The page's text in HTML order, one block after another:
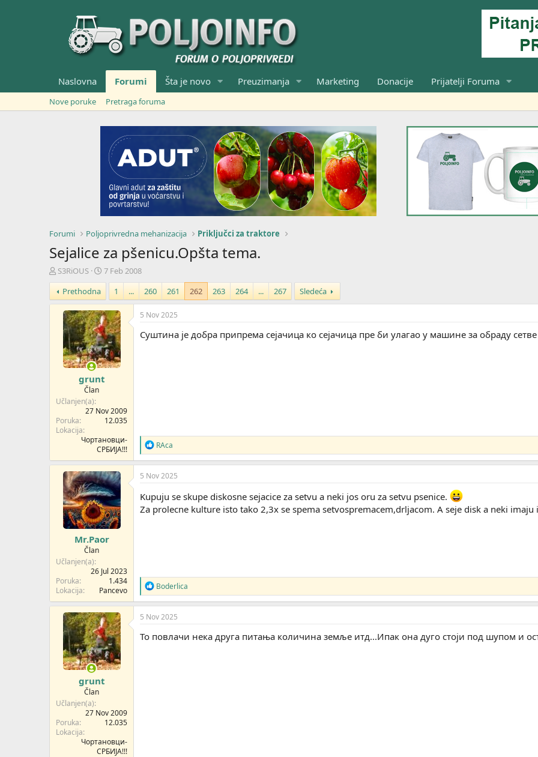
Naslovna Forumi Šta je novo Preuzimanja Marketing Donacije Prijatelji Foruma
Nove poruke Pretraga foruma
Forumi Poljoprivredna mehanizacija Priključci za traktore
Sejalice za pšenicu.Opšta tema.
Z
a
č
e
S3RiOUS
D
a
u
m
p
o
k
r
e
t
j
a
7 Feb 2008
Prethodna
1 ... 260 261 262 263 264 ... 267 Sledeća
grunt
Član
Učlanjen(a)
27 Nov 2009
Poruka
12.035
Lokacija
Чортановци-
СРБИЈА!!!
5 Nov 2025
Суштина је добра припрема сејачица ко сејачица пре би улагао у машине за обраду
R
e
a
g
a
n
RAca
Mr.Paor
Član
Učlanjen(a)
26 Jul 2023
Poruka
1.434
Lokacija
Pancevo
5 Nov 2025
Kupuju se skupe diskosne sejacice za setvu a neki jos oru za setvu psenice.
Za prolecne kulture isto tako 2,3x se spema setvospremacem,drljacom. A seje disk a neki imaju
R
e
a
g
v
a
Boderlica
grunt
Član
Učlanjen(a)
27 Nov 2009
Poruka
12.035
Lokacija
Чортановци-
СРБИЈА!!!
5 Nov 2025
То повлачи нека друга питања количина земље итд...Ипак она дуго стоји под шупом и